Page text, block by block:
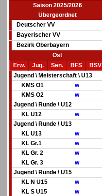
Saison 2025/2026
Übergeordnet
Deutscher VV
Bayerischer VV
Bezirk Oberbayern
Ost
Erw.
Jug. Sen. BFS
BSV
Jugend \ Meisterschaft \ U13
KMS O1
w
KMS O2
w
Jugend \ Runde \ U12
KL U12
w
Jugend \ Runde \ U13
KL U13
w
KL Gr.1
w
KL Gr. 2
w
KL Gr. 3
w
Jugend \ Runde \ U15
KL N U15
w
KL S U15
w